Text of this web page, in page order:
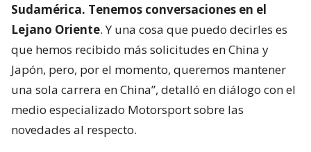
Sudamérica. Tenemos conversaciones en el
Lejano Oriente. Y una cosa que puedo decirles es
que hemos recibido más solicitudes en China y
Japón, pero, por el momento, queremos mantener
una sola carrera en China”, detalló en diálogo con el
medio especializado Motorsport sobre las
novedades al respecto.